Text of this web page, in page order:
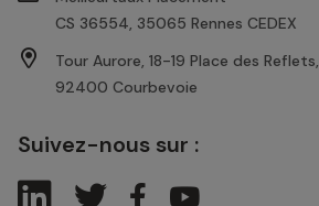
CS 36554, 35065 Rennes CEDEX
Tour Aurore, 18-19 Place des Reflets,
92400 Courbevoie
Suivez-nous sur :